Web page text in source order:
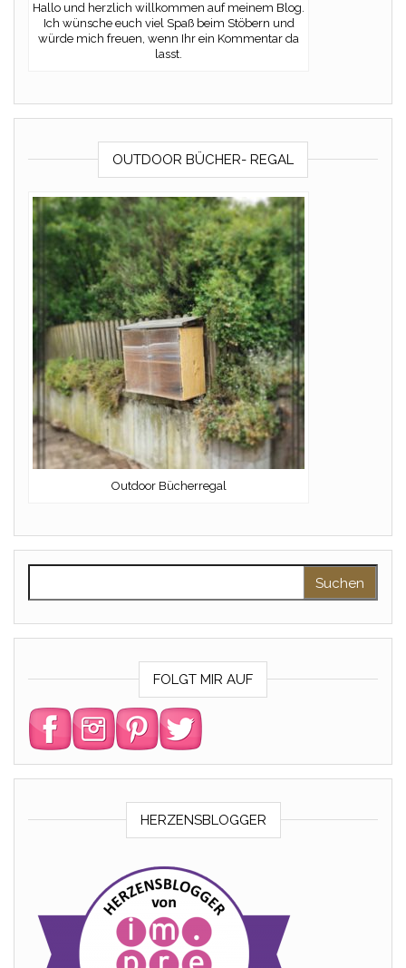
Hallo und herzlich willkommen auf meinem Blog.
Ich wünsche euch viel Spaß beim Stöbern und
würde mich freuen, wenn Ihr ein Kommentar da
lasst.
OUTDOOR BÜCHER- REGAL
Outdoor Bücherregal
FOLGT MIR AUF
HERZENSBLOGGER